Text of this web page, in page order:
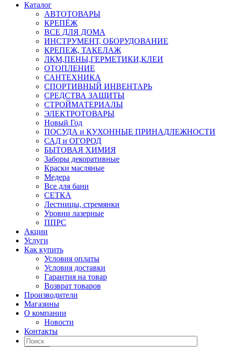
Каталог
АВТОТОВАРЫ
КРЕПЁЖ
ВСЕ ДЛЯ ДОМА
ИНСТРУМЕНТ, ОБОРУДОВАНИЕ
КРЕПЕЖ, ТАКЕЛАЖ
ЛКМ,ПЕНЫ,ГЕРМЕТИКИ,КЛЕИ
ОТОПЛЕНИЕ
САНТЕХНИКА
СПОРТИВНЫЙ ИНВЕНТАРЬ
СРЕДСТВА ЗАЩИТЫ
СТРОЙМАТЕРИАЛЫ
ЭЛЕКТРОТОВАРЫ
Новый Год
ПОСУДА и КУХОННЫЕ ПРИНАДЛЕЖНОСТИ
САД и ОГОРОД
БЫТОВАЯ ХИМИЯ
Заборы декоративные
Краски масляные
Медера
Все для бани
СЕТКА
Лестницы, стремянки
Уровни лазерные
ППРС
Акции
Услуги
Как купить
Условия оплаты
Условия доставки
Гарантия на товар
Возврат товаров
Производители
Магазины
О компании
Новости
Контакты